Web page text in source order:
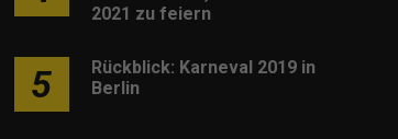
2021 zu feiern
5
Rückblick: Karneval 2019 in
Berlin